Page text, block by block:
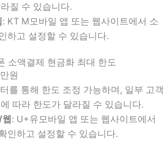
질 수 있습니다.
: KT M모바일 앱 또는 웹사이트에서 소
하고 설정할 수 있습니다.
소액결제 현금화 최대 한도
원
를 통해 한도 조정 가능하며, 일부 고객
따라 한도가 달라질 수 있습니다.
: U+유모바일 앱 또는 웹사이트에서
인하고 설정할 수 있습니다.